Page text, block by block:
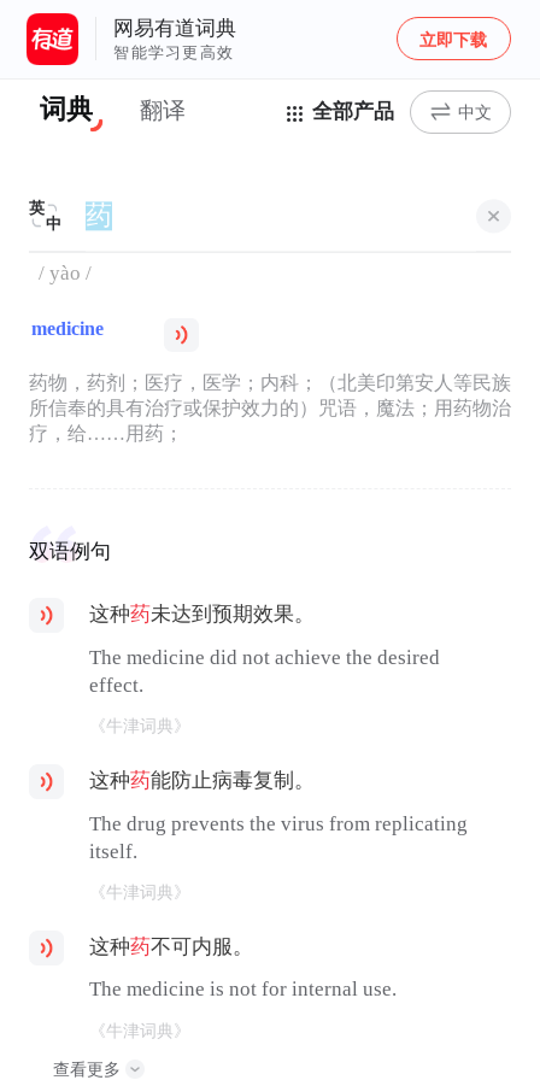
网易有道词典
智能学习更高效
立即下载
词典 翻译 全部产品 中文
英
中
/ yào /
medicine
药物，药剂；医疗，医学；内科；（北美印第安人等民族
所信奉的具有治疗或保护效力的）咒语，魔法；用药物治
疗，给……用药；
双语例句
这种药未达到预期效果。
The medicine did not achieve the desired
effect.
《牛津词典》
这种药能防止病毒复制。
The drug prevents the virus from replicating
itself.
《牛津词典》
这种药不可内服。
The medicine is not for internal use.
《牛津词典》
查看更多